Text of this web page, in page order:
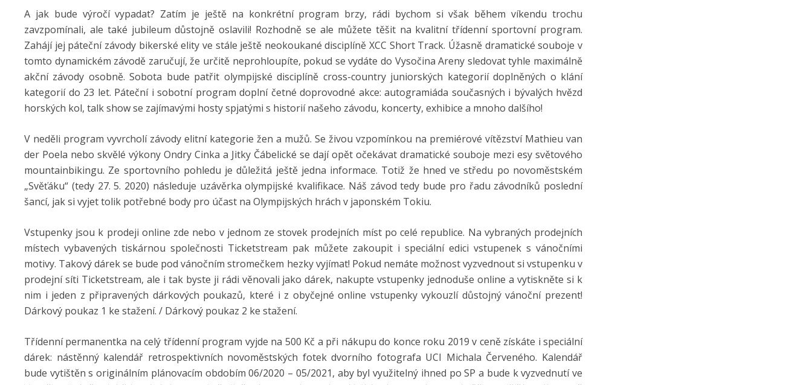
A jak bude výročí vypadat? Zatím je ještě na konkrétní program brzy, rádi bychom si však během víkendu trochu
zavzpomínali, ale také jubileum důstojně oslavili! Rozhodně se ale můžete těšit na kvalitní třídenní sportovní program.
Zahájí jej páteční závody bikerské elity ve stále ještě neokoukané disciplíně XCC Short Track. Úžasně dramatické souboje v
tomto dynamickém závodě zaručují, že určitě neprohloupíte, pokud se vydáte do Vysočina Areny sledovat tyhle maximálně
akční závody osobně. Sobota bude patřit olympijské disciplíně cross-country juniorských kategorií doplněných o klání
kategorií do 23 let. Páteční i sobotní program doplní četné doprovodné akce: autogramiáda současných i bývalých hvězd
horských kol, talk show se zajímavými hosty spjatými s historií našeho závodu, koncerty, exhibice a mnoho dalšího!
V neděli program vyvrcholí závody elitní kategorie žen a mužů. Se živou vzpomínkou na premiérové vítězství Mathieu van
der Poela nebo skvělé výkony Ondry Cinka a Jitky Čábelické se dají opět očekávat dramatické souboje mezi esy světového
mountainbikingu. Ze sportovního pohledu je důležitá ještě jedna informace. Totiž že hned ve středu po novoměstském
„Svěťáku“ (tedy 27. 5. 2020) následuje uzávěrka olympijské kvalifikace. Náš závod tedy bude pro řadu závodníků poslední
šancí, jak si vyjet tolik potřebné body pro účast na Olympijských hrách v japonském Tokiu.
Vstupenky jsou k prodeji online zde nebo v jednom ze stovek prodejních míst po celé republice. Na vybraných prodejních
místech vybavených tiskárnou společnosti Ticketstream pak můžete zakoupit i speciální edici vstupenek s vánočními
motivy. Takový dárek se bude pod vánočním stromečkem hezky vyjímat! Pokud nemáte možnost vyzvednout si vstupenku v
prodejní síti Ticketstream, ale i tak byste ji rádi věnovali jako dárek, nakupte vstupenky jednoduše online a vytiskněte si k
nim i jeden z připravených dárkových poukazů, které i z obyčejné online vstupenky vykouzlí důstojný vánoční prezent!
Dárkový poukaz 1 ke stažení. / Dárkový poukaz 2 ke stažení.
Třídenní permanentka na celý třídenní program vyjde na 500 Kč a při nákupu do konce roku 2019 v ceně získáte i speciální
dárek: nástěnný kalendář retrospektivních novoměstských fotek dvorního fotografa UCI Michala Červeného. Kalendář
bude vytištěn s originálním plánovacím obdobím 06/2020 – 05/2021, aby byl využitelný ihned po SP a bude k vyzvednutí ve